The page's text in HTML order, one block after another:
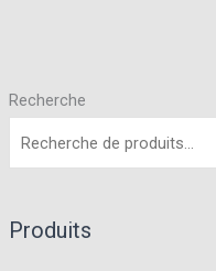
Recherche
Produits